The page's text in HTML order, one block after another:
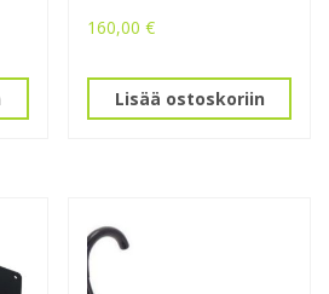
160,00€
Lisää ostoskoriin